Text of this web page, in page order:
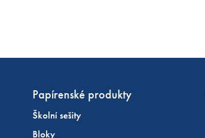
Papírenské produkty
Školní sešity
Bloky